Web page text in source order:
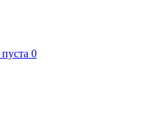
пуста 0